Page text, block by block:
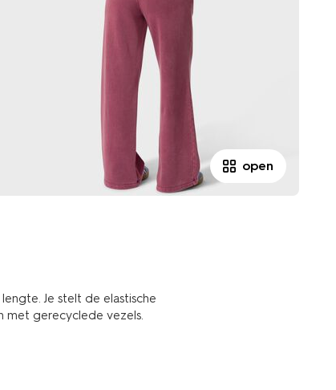
open
Je stelt de elastische
met gerecyclede vezels.